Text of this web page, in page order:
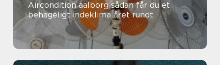
Aircondition aalborg sådan får du et
behageligt indeklima året rundt